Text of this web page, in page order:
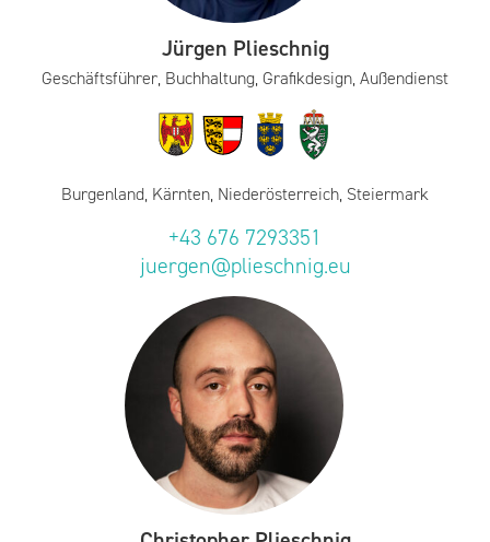
Jürgen Plieschnig
Geschäftsführer, Buchhaltung, Grafikdesign, Außendienst
Burgenland, Kärnten, Niederösterreich, Steiermark
+43 676 7293351
juergen@plieschnig.eu